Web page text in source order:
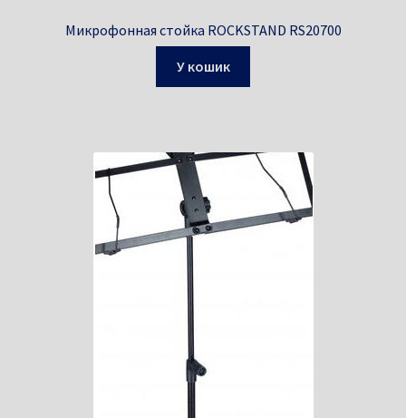
Микрофонная стойка ROCKSTAND RS20700
У кошик